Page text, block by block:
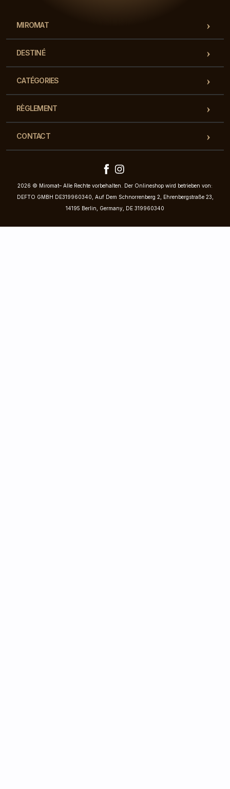
MIROMAT
DESTINÉ
CATÉGORIES
RÈGLEMENT
CONTACT
2026 © Miromat– Alle Rechte vorbehalten. Der Onlineshop wird betrieben von:
DEFTO GMBH DE319960340, Auf Dem Schnorrenberg 2, Ehrenbergstraße 23,
14195 Berlin, Germany, DE 319960340